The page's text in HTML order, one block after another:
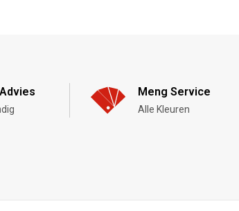
Meng Service
Alle Kleuren